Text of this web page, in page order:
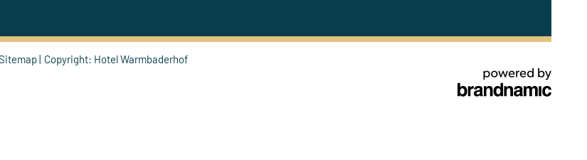
Copyright: Hotel Warmbaderhof